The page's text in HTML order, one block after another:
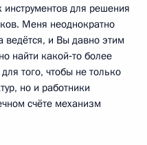
для решения
Меня неоднократно
ведётся, и Вы давно этим
найти какой‑то более
того, чтобы не только
но и работники
счёте механизм